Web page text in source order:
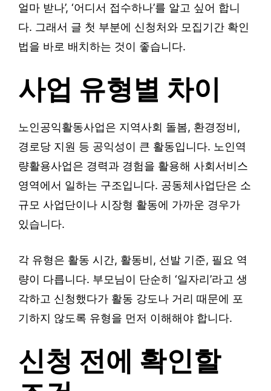
얼마 받나’, ‘어디서 접수하나’를 알고 싶어 합니
다. 그래서 글 첫 부분에 신청처와 모집기간 확인
법을 바로 배치하는 것이 좋습니다.
사업 유형별 차이
노인공익활동사업은 지역사회 돌봄, 환경정비,
경로당 지원 등 공익성이 큰 활동입니다. 노인역
량활용사업은 경력과 경험을 활용해 사회서비스
영역에서 일하는 구조입니다. 공동체사업단은 소
규모 사업단이나 시장형 활동에 가까운 경우가
있습니다.
각 유형은 활동 시간, 활동비, 선발 기준, 필요 역
량이 다릅니다. 부모님이 단순히 ‘일자리’라고 생
각하고 신청했다가 활동 강도나 거리 때문에 포
기하지 않도록 유형을 먼저 이해해야 합니다.
신청 전에 확인할